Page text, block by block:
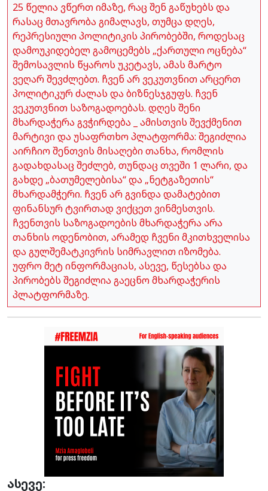
25 წელია ვწერთ იმაზე, რაც შენ გაწუხებს და
რასაც მთავრობა გიმალავს, თუმცა დღეს,
რეპრესიული პოლიტიკის პირობებში, როდესაც
დამოუკიდებელ გამოცემებს „ქართული ოცნება“
შემოსავლის წყაროს უკეტავს, ამას მარტო
ვეღარ შევძლებთ. ჩვენ არ ვეკუთვნით არცერთ
პოლიტიკურ ძალას და ბიზნესჯგუფს. ჩვენ
ვეკუთვნით საზოგადოებას. დღეს შენი
მხარდაჭერა გვჭირდება _ ამისთვის შევქმენით
მარტივი და უსაფრთხო პლატფორმა: შეგიძლია
აირჩიო შენთვის მისაღები თანხა, რომლის
გადახდასაც შეძლებ, თუნდაც თვეში 1 ლარი, და
გახდე „ბათუმელებისა“ და „ნეტგაზეთის“
მხარდამჭერი. ჩვენ არ გვინდა დამატებით
ფინანსურ ტვირთად ვიქცეთ ვინმესთვის.
ჩვენთვის საზოგადოების მხარდაჭერა არა
თანხის ოდენობით, არამედ ჩვენი მკითხველისა
და გულშემატკივრის სიმრავლით იზომება.
უფრო მეტ ინფორმაციას, ასევე, წესებსა და
პირობებს შეგიძლია გაეცნო მხარდაჭერის
პლატფორმაზე.
ასევე: